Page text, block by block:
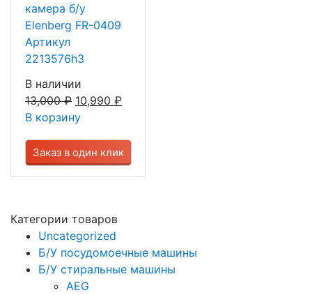
камера б/у
Elenberg FR-0409
Артикул
2213576h3
В наличии
13,000₽ 10,990 ₽
В корзину
Заказ в один клик
Категории товаров
Uncategorized
Б/У посудомоечные машины
Б/У стиральные машины
AEG